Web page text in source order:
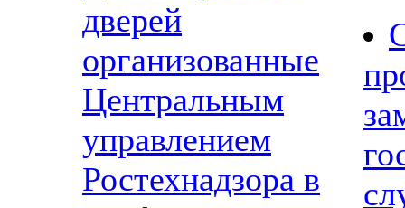
дверей
организованные
Центральным
управлением
Ростехнадзора в